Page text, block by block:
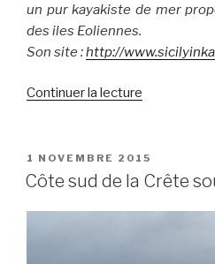
un pur kayakiste de mer
des iles Eoliennes.
Son site :http://
Continuer la lecture
îles
Éoliennes
PUBLIÉ
LE
1 NOVEMBRE 2015
Côte sud de la Crête